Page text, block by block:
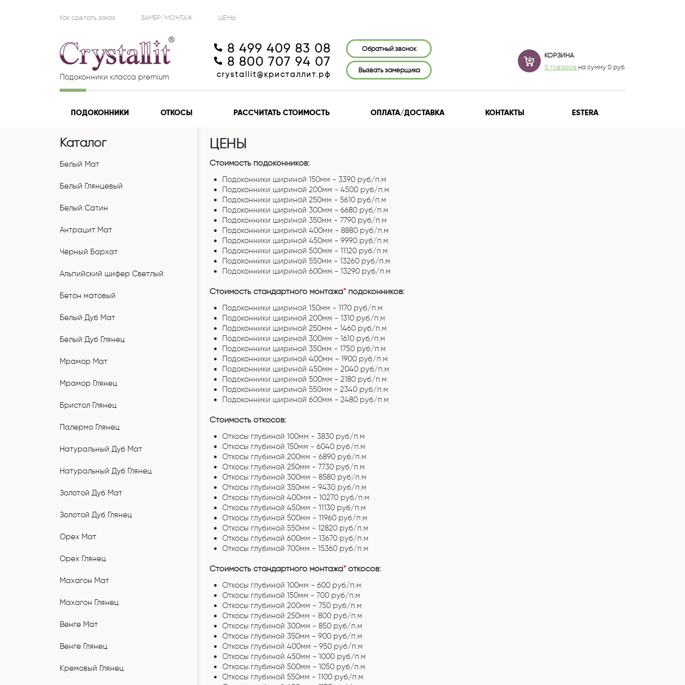
Как сделать заказ ЗАМЕР/МОНТАЖ ЦЕНЫ
Подоконники класса premium
8 499 409 83 08
8 800 707 94 07
crystallit@кристаллит.рф
Обратный звонок
Вызвать замерщика
КОРЗИНА
0 товаров на сумму0 руб.
ПОДОКОННИКИ ОТКОСЫ РАССЧИТАТЬ СТОИМОСТЬ ОПЛАТА/ДОСТАВКА КОНТАКТЫ ESTERA
Каталог
Белый Мат
Белый Глянцевый
Белый Сатин
Антрацит Мат
Чёрный Бархат
Альпийский шифер Светлый
Бетон матовый
Белый Дуб Мат
Белый Дуб Глянец
Мрамор Мат
Мрамор Глянец
Бристол Глянец
Палермо Глянец
Натуральный Дуб Мат
Натуральный Дуб Глянец
Золотой Дуб Мат
Золотой Дуб Глянец
Орех Мат
Орех Глянец
Махагон Мат
Махагон Глянец
Венге Мат
Венге Глянец
Кремовый Глянец
ЦЕНЫ
Стоимость подоконников:
Подоконники шириной 150мм - 3390 руб/п.м
Подоконники шириной 200мм - 4500 руб/п.м
Подоконники шириной 250мм - 5610 руб/п.м
Подоконники шириной 300мм - 6680 руб/п.м
Подоконники шириной 350мм - 7790 руб/п.м
Подоконники шириной 400мм - 8880 руб/п.м
Подоконники шириной 450мм - 9990 руб/п.м
Подоконники шириной 500мм - 11120 руб/п.м
Подоконники шириной 550мм - 13260 руб/п.м
Подоконники шириной 600мм - 13290 руб/п.м
Стоимость стандартного монтажа* подоконников:
Подоконники шириной 150мм - 1170 руб/п.м
Подоконники шириной 200мм - 1310 руб/п.м
Подоконники шириной 250мм - 1460 руб/п.м
Подоконники шириной 300мм - 1610 руб/п.м
Подоконники шириной 350мм - 1750 руб/п.м
Подоконники шириной 400мм - 1900 руб/п.м
Подоконники шириной 450мм - 2040 руб/п.м
Подоконники шириной 500мм - 2180 руб/п.м
Подоконники шириной 550мм - 2340 руб/п.м
Подоконники шириной 600мм - 2480 руб/п.м
Стоимость откосов:
Откосы глубиной 100мм - 3830 руб/п.м
Откосы глубиной 150мм - 6040 руб/п.м
Откосы глубиной 200мм - 6890 руб/п.м
Откосы глубиной 250мм - 7730 руб/п.м
Откосы глубиной 300мм - 8580 руб/п.м
Откосы глубиной 350мм - 9430 руб/п.м
Откосы глубиной 400мм - 10270 руб/п.м
Откосы глубиной 450мм - 11130 руб/п.м
Откосы глубиной 500мм - 11960 руб/п.м
Откосы глубиной 550мм - 12820 руб/п.м
Откосы глубиной 600мм - 13670 руб/п.м
Откосы глубиной 700мм - 15360 руб/п.м
Стоимость стандартного монтажа* откосов:
Откосы глубиной 100мм - 600 руб/п.м
Откосы глубиной 150мм - 700 руб/п.м
Откосы глубиной 200мм - 750 руб/п.м
Откосы глубиной 250мм - 800 руб/п.м
Откосы глубиной 300мм - 850 руб/п.м
Откосы глубиной 350мм - 900 руб/п.м
Откосы глубиной 400мм - 950 руб/п.м
Откосы глубиной 450мм - 1000 руб/п.м
Откосы глубиной 500мм - 1050 руб/п.м
Откосы глубиной 550мм - 1100 руб/п.м